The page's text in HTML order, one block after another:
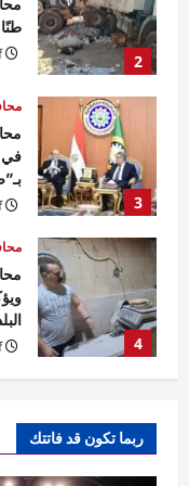
3
في
4
5
0
ربما تكون قد فاتتك